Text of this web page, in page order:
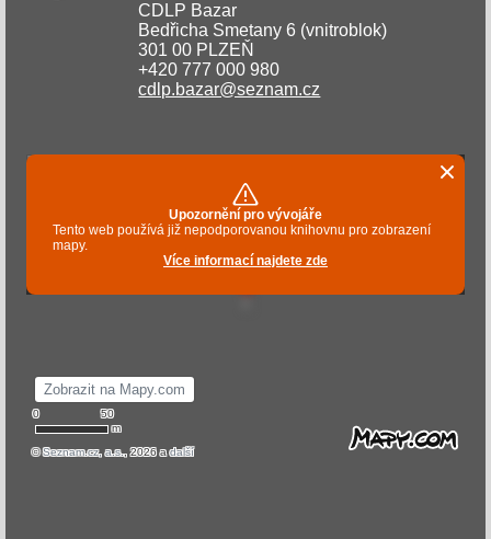
CDLP Bazar
Bedřicha Smetany 6 (vnitroblok)
301 00 PLZEŇ
+420 777 000 980
cdlp.bazar@seznam.cz